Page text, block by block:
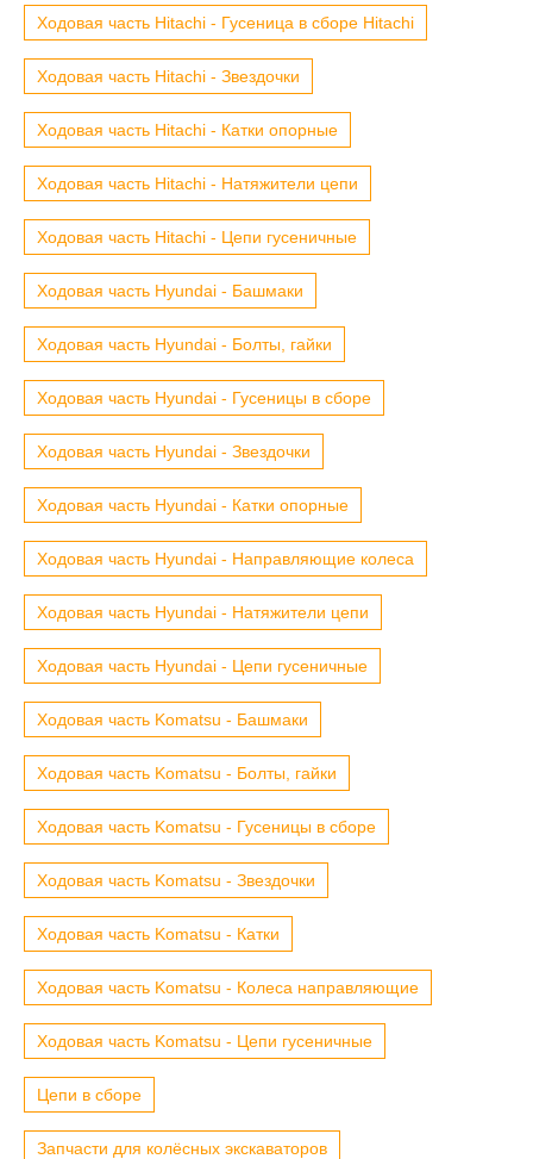
Ходовая часть Hitachi - Гусеница в сборе Hitachi
Ходовая часть Hitachi - Звездочки
Ходовая часть Hitachi - Катки опорные
Ходовая часть Hitachi - Натяжители цепи
Ходовая часть Hitachi - Цепи гусеничные
Ходовая часть Hyundai - Башмаки
Ходовая часть Hyundai - Болты, гайки
Ходовая часть Hyundai - Гусеницы в сборе
Ходовая часть Hyundai - Звездочки
Ходовая часть Hyundai - Катки опорные
Ходовая часть Hyundai - Направляющие колеса
Ходовая часть Hyundai - Натяжители цепи
Ходовая часть Hyundai - Цепи гусеничные
Ходовая часть Komatsu - Башмаки
Ходовая часть Komatsu - Болты, гайки
Ходовая часть Komatsu - Гусеницы в сборе
Ходовая часть Komatsu - Звездочки
Ходовая часть Komatsu - Катки
Ходовая часть Komatsu - Колеса направляющие
Ходовая часть Komatsu - Цепи гусеничные
Цепи в сборе
Запчасти для колёсных экскаваторов